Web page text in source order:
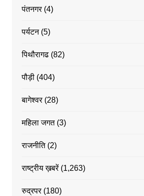
पंतनगर(4)
पर्यटन(5)
पिथौरागढ(82)
पौड़ी(404)
बागेश्वर(28)
महिला जगत(3)
राजनीति(2)
राष्ट्रीय ख़बरें(1,263)
रुद्रपर(180)